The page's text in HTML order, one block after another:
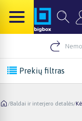
Prekių filtras
/Baldai ir interjero detalės/